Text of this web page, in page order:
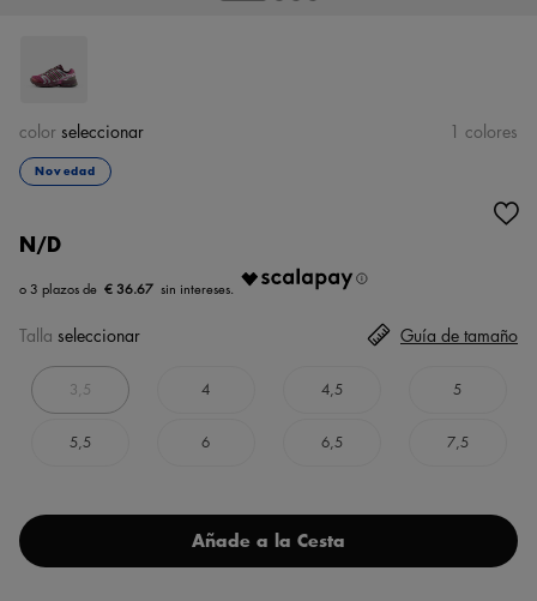
Novedad
N/D
€ 36.67
color seleccionar 1 colores
Talla seleccionar
3,5 4 4,5 5
5,5 6 6,5 7,5
Guía de tamaño
Añade a la Cesta